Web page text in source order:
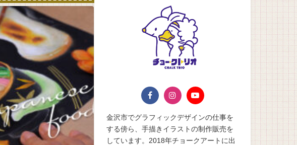
金沢市でグラフィックデザインの仕事を
する傍ら、手描きイラストの制作販売を
しています。2018年チョークアートに出